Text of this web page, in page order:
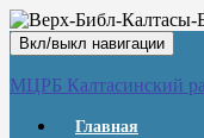
Вкл/выкл навигации
МЦРБ Калтасинский
Главная